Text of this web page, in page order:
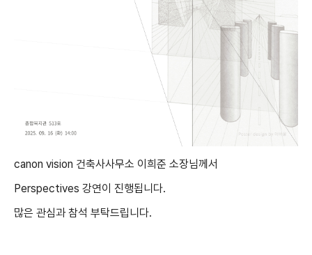
canon vision 건축사사무소 이희준 소장님께서
Perspectives 강연이 진행됩니다.
많은 관심과 참석 부탁드립니다.